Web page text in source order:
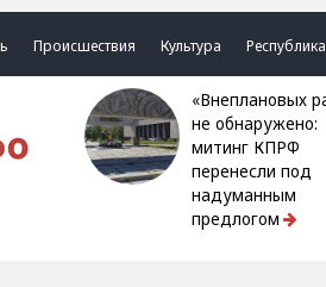
Происшествия Культура Республика
«Внеплановых работ»
не обнаружено:
митинг КПРФ
перенесли под
надуманным
предлогом